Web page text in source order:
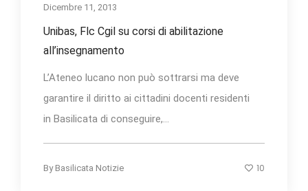
Dicembre 11, 2013
Unibas, Flc Cgil su corsi di abilitazione
all’insegnamento
L’Ateneo lucano non può sottrarsi ma deve
garantire il diritto ai cittadini docenti residenti
in Basilicata di conseguire,...
By Basilicata Notizie 10